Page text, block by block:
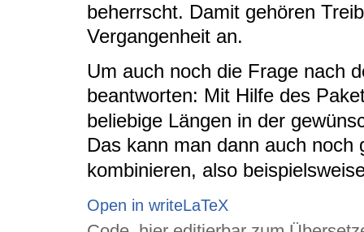
beherrscht. Damit gehören
Vergangenheit an.
Um auch noch die Frage nach
beantworten: Mit Hilfe des
beliebige Längen in der
Das kann man dann auch
kombinieren, also
Open in writeLaTeX